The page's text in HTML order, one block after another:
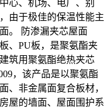
心、机场、电厂、别
由于极佳的保温性能主
。 防渗漏夹芯屋面
、PU板，是聚氨酯夹
筑用聚氨酯绝热夹芯
，该产品是以聚氨酯
、非金属面复合板材，
屋的墙面、屋面围护系